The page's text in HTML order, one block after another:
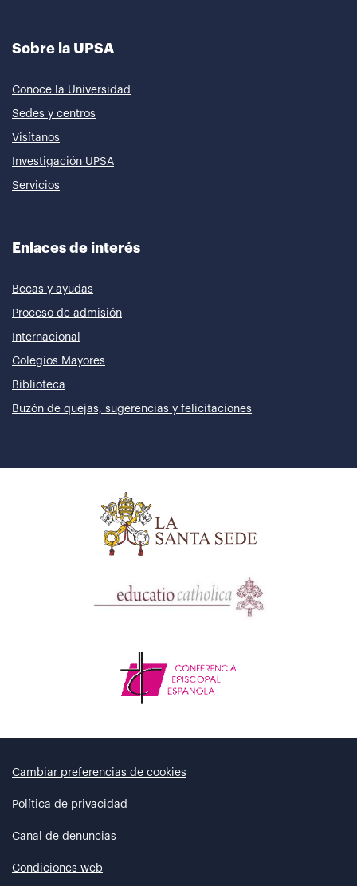
Sobre la UPSA
Conoce la Universidad
Sedes y centros
Visítanos
Investigación UPSA
Servicios
Enlaces de interés
Becas y ayudas
Proceso de admisión
Internacional
Colegios Mayores
Biblioteca
Buzón de quejas, sugerencias y felicitaciones
Cambiar preferencias de cookies
Política de privacidad
Canal de denuncias
Condiciones web